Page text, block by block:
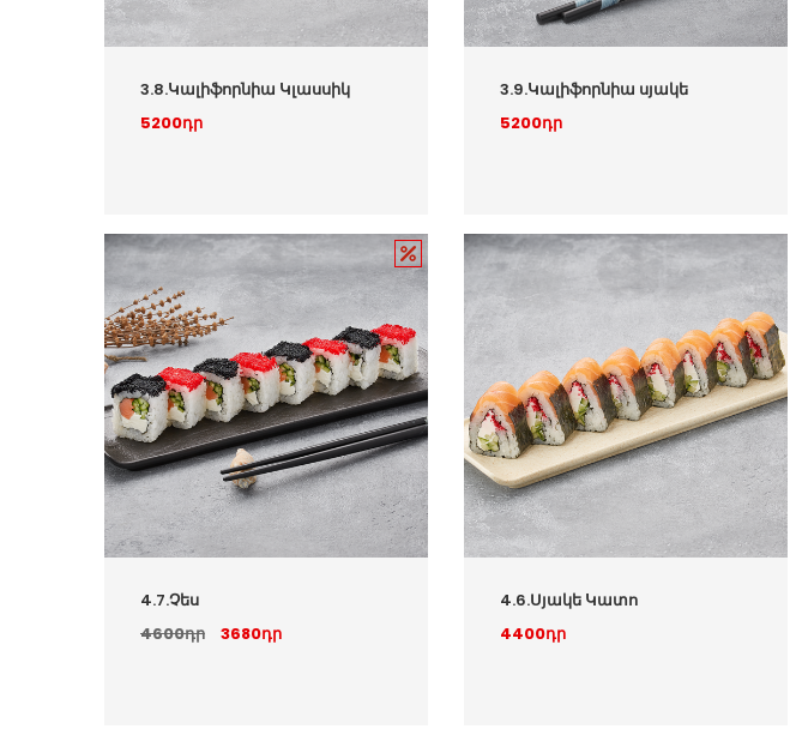
3.8.Կալիֆորնիա Կլասսիկ
5200դր
3.9.Կալիֆորնիա սյակե
5200դր
4.7.Չես
4600դր
3680դր
4.6.Սյակե Կատո
4400դր